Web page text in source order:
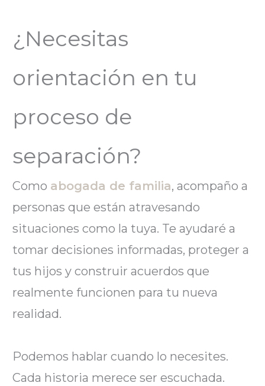
¿Necesitas
orientación en tu
proceso de
separación?
Como abogada de familia, acompaño a
personas que están atravesando
situaciones como la tuya. Te ayudaré a
tomar decisiones informadas, proteger a
tus hijos y construir acuerdos que
realmente funcionen para tu nueva
realidad.
Podemos hablar cuando lo necesites.
Cada historia merece ser escuchada.